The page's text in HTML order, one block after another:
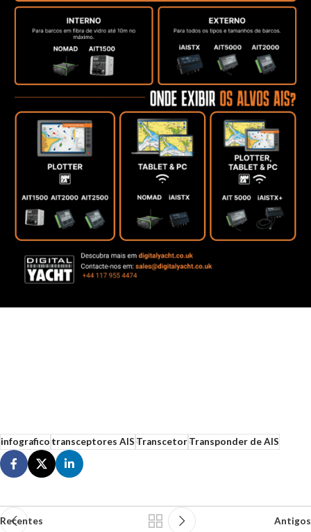
infograficotransceptores AISTranscetorTransponder de AIS
Recentes Antigos